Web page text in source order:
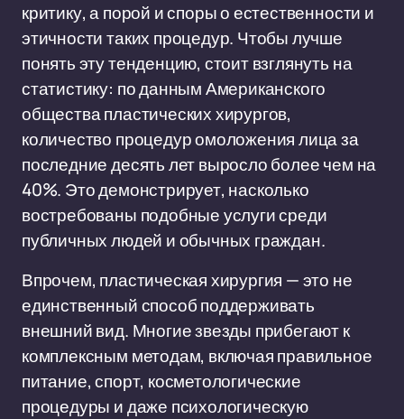
критику, а порой и споры о естественности и
этичности таких процедур. Чтобы лучше
понять эту тенденцию, стоит взглянуть на
статистику: по данным Американского
общества пластических хирургов,
количество процедур омоложения лица за
последние десять лет выросло более чем на
40%. Это демонстрирует, насколько
востребованы подобные услуги среди
публичных людей и обычных граждан.
Впрочем, пластическая хирургия — это не
единственный способ поддерживать
внешний вид. Многие звезды прибегают к
комплексным методам, включая правильное
питание, спорт, косметологические
процедуры и даже психологическую